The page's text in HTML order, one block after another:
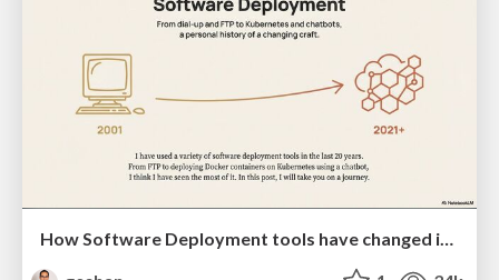
How Software Deployment tools have changed in the past 20 years